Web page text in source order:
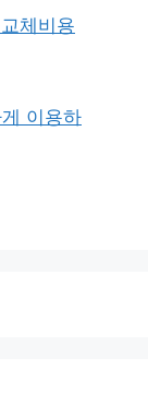
체비용
이용하